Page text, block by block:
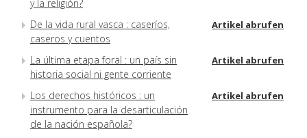
y la religión?
De la vida rural vasca : caseríos,
caseros y cuentos
Artikel abrufen
La última etapa foral : un país sin
historia social ni gente corriente
Artikel abrufen
Los derechos históricos : un
instrumento para la desarticulación
de la nación española?
Artikel abrufen